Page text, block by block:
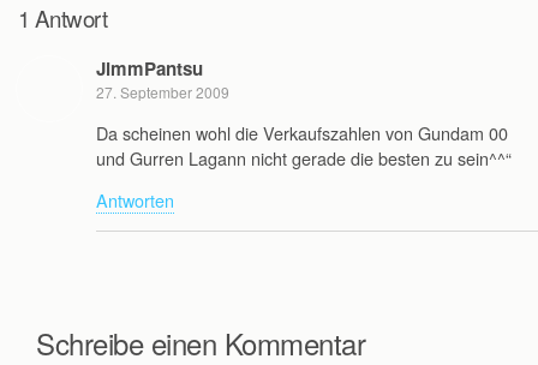
1 Antwort
JimmPantsu
27. September 2009
Da scheinen wohl die Verkaufszahlen von Gundam 00
und Gurren Lagann nicht gerade die besten zu sein^^“
Antworten
Schreibe einen Kommentar